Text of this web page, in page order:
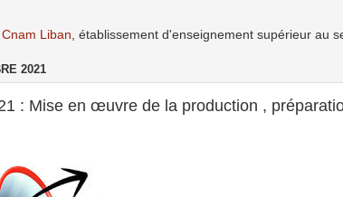
Cnam Liban , établissement d'enseignement supérieur au
2021
: Mise en œuvre de la production ,